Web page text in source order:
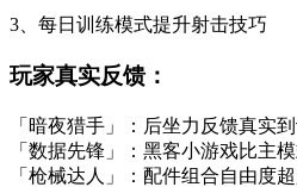
3、每日训练模式提升射击技巧
玩家真实反馈：
「暗夜猎手」：后坐力反馈真实
「数据先锋」：黑客小游戏比主
「枪械达人」：配件组合自由度